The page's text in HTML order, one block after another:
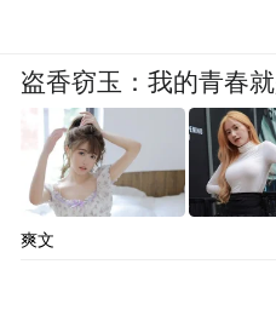
盗香窃玉：我的青春
爽文